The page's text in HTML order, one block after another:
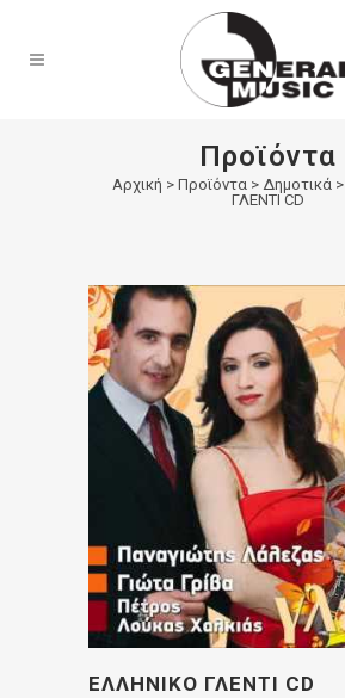
Προϊόντα
Αρχική > Προϊόντα > Δημοτικά >
ΓΛΕΝΤΙ CD
ΕΛΛΗΝΙΚΟ ΓΛΕΝΤΙ CD